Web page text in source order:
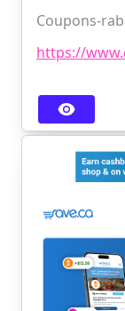
Coupons-
https://